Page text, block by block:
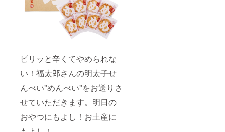
ピリッと辛くてやめられな
い！福太郎さんの明太子せ
んべい"めんべい"をお送りさ
せていただきます。明日の
おやつにもよし！お土産に